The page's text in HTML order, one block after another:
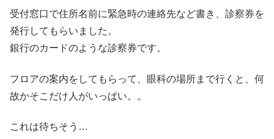
受付窓口で住所名前に緊急時の連絡先など書き、診察券を
発行してもらいました。
銀行のカードのような診察券です。
フロアの案内をしてもらって、眼科の場所まで行くと、何
故かそこだけ人がいっぱい。。
これは待ちそう…